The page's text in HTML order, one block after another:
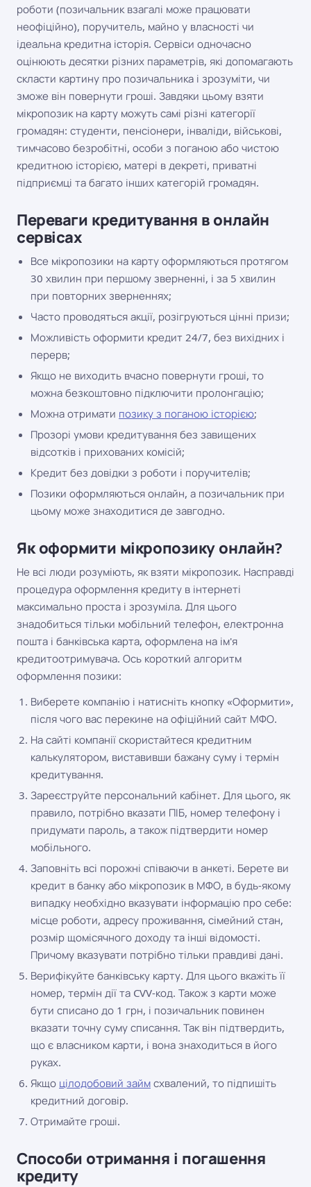
роботи (позичальник взагалі може працювати
неофіційно), поручитель, майно у власності чи
ідеальна кредитна історія. Сервіси одночасно
оцінюють десятки різних параметрів, які допомагають
скласти картину про позичальника і зрозуміти, чи
зможе він повернути гроші. Завдяки цьому взяти
мікропозик на карту можуть самі різні категорії
громадян: студенти, пенсіонери, інваліди, військові,
тимчасово безробітні, особи з поганою або чистою
кредитною історією, матері в декреті, приватні
підприємці та багато інших категорій громадян.
Переваги кредитування в онлайн
сервісах
Все мікропозики на карту оформляються протягом
30 хвилин при першому зверненні, і за 5 хвилин
при повторних зверненнях;
Часто проводяться акції, розігруються цінні призи;
Можливість оформити кредит 24/7, без вихідних і
перерв;
Якщо не виходить вчасно повернути гроші, то
можна безкоштовно підключити пролонгацію;
Можна отримати позику з поганою історією;
Прозорі умови кредитування без завищених
відсотків і прихованих комісій;
Кредит без довідки з роботи і поручителів;
Позики оформляються онлайн, а позичальник при
цьому може знаходитися де завгодно.
Як оформити мікропозику онлайн?
Не всі люди розуміють, як взяти мікропозик. Насправді
процедура оформлення кредиту в інтернеті
максимально проста і зрозуміла. Для цього
знадобиться тільки мобільний телефон, електронна
пошта і банківська карта, оформлена на ім'я
кредитоотримувача. Ось короткий алгоритм
оформлення позики:
Виберете компанію і натисніть кнопку «Оформити»,
після чого вас перекине на офіційний сайт МФО.
На сайті компанії скористайтеся кредитним
калькулятором, виставивши бажану суму і термін
кредитування.
Зареєструйте персональний кабінет. Для цього, як
правило, потрібно вказати ПІБ, номер телефону і
придумати пароль, а також підтвердити номер
мобільного.
Заповніть всі порожні співаючи в анкеті. Берете ви
кредит в банку або мікропозик в МФО, в будь-якому
випадку необхідно вказувати інформацію про себе:
місце роботи, адресу проживання, сімейний стан,
розмір щомісячного доходу та інші відомості.
Причому вказувати потрібно тільки правдиві дані.
Верифікуйте банківську карту. Для цього вкажіть її
номер, термін дії та CVV-код. Також з карти може
бути списано до 1 грн, і позичальник повинен
вказати точну суму списання. Так він підтвердить,
що є власником карти, і вона знаходиться в його
руках.
Якщо цілодобовий займ схвалений, то підпишіть
кредитний договір.
Отримайте гроші.
Способи отримання і погашення
кредиту